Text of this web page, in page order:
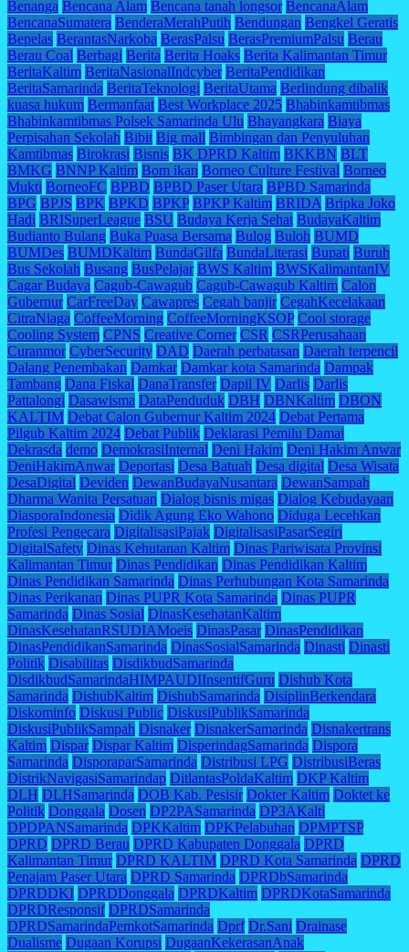
Benanga Bencana Alam Bencana tanah longsor BencanaAlam
BencanaSumatera BenderaMerahPutih Bendungan Bengkel Geratis
Bepelas BerantasNarkoba BerasPalsu BerasPremiumPalsu Berau
Berau Coal Berbagi Berita Berita Hoaks Berita Kalimantan Timur
BeritaKaltim BeritaNasionalIndcyber BeritaPendidikan
BeritaSamarinda BeritaTeknologi BeritaUtama Berlindung dibalik
kuasa hukum Bermanfaat Best Workplace 2025 Bhabinkamtibmas
Bhabinkamtibmas Polsek Samarinda Ulu Bhayangkara Biaya
Perpisahan Sekolah Bibit Big mall Bimbingan dan Penyuluhan
Kamtibmas Birokrasi Bisnis BK DPRD Kaltim BKKBN BLT
BMKG BNNP Kaltim Bom ikan Borneo Culture Festival Borneo
Mukti BorneoFC BPBD BPBD Paser Utara BPBD Samarinda
BPG BPJS BPK BPKD BPKP BPKP Kaltim BRIDA Bripka Joko
Hadi BRISuperLeague BSU Budaya Kerja Sehat BudayaKaltim
Budianto Bulang Buka Puasa Bersama Bulog Buloh BUMD
BUMDes BUMDKaltim BundaGilfa BundaLiterasi Bupati Buruh
Bus Sekolah Busang BusPelajar BWS Kaltim BWSKalimantanIV
Cagar Budaya Cagub-Cawagub Cagub-Cawagub Kaltim Calon
Gubernur CarFreeDay Cawapres Cegah banjir CegahKecelakaan
CitraNiaga CoffeeMorning CoffeeMorningKSOP Cool storage
Cooling System CPNS Creative Corner CSR CSRPerusahaan
Curanmor CyberSecurity DAD Daerah perbatasan Daerah terpencil
Dalang Penembakan Damkar Damkar kota Samarinda Dampak
Tambang Dana Fiskal DanaTransfer Dapil IV Darlis Darlis
Pattalongi Dasawisma DataPenduduk DBH DBNKaltim DBON
KALTIM Debat Calon Gubernur Kaltim 2024 Debat Pertama
Pilgub Kaltim 2024 Debat Publik Deklarasi Pemilu Damai
Dekrasda demo DemokrasiInternal Deni Hakim Deni Hakim Anwar
DeniHakimAnwar Deportasi Desa Batuah Desa digital Desa Wisata
DesaDigital Deviden DewanBudayaNusantara DewanSampah
Dharma Wanita Persatuan Dialog bisnis migas Dialog Kebudayaan
DiasporaIndonesia Didik Agung Eko Wahono Diduga Lecehkan
Profesi Pengecara DigitalisasiPajak DigitalisasiPasarSegiri
DigitalSafety Dinas Kehutanan Kaltim Dinas Pariwisata Provinsi
Kalimantan Timur Dinas Pendidikan Dinas Pendidikan Kaltim
Dinas Pendidikan Samarinda Dinas Perhubungan Kota Samarinda
Dinas Perikanan Dinas PUPR Kota Samarinda Dinas PUPR
Samarinda Dinas Sosial DinasKesehatanKaltim
DinasKesehatanRSUDIAMoeis DinasPasar DinasPendidikan
DinasPendidikanSamarinda DinasSosialSamarinda Dinasti Dinasti
Politik Disabilitas DisdikbudSamarinda
DisdikbudSamarindaHIMPAUDIInsentifGuru Dishub Kota
Samarinda DishubKaltim DishubSamarinda DisiplinBerkendara
Diskominfo Diskusi Public DiskusiPublikSamarinda
DiskusiPublikSampah Disnaker DisnakerSamarinda Disnakertrans
Kaltim Dispar Dispar Kaltim DisperindagSamarinda Dispora
Samarinda DisporaparSamarinda Distribusi LPG DistribusiBeras
DistrikNavigasiSamarindap DitlantasPoldaKaltim DKP Kaltim
DLH DLHSamarinda DOB Kab. Pesisir Dokter Kaltim Doktet ke
Politik Donggala Dosen DP2PASamarinda DP3AKalti
DPDPANSamarinda DPKKaltim DPKPelabuhan DPMPTSP
DPRD DPRD Berau DPRD Kabupaten Donggala DPRD
Kalimantan Timur DPRD KALTIM DPRD Kota Samarinda DPRD
Penajam Paser Utara DPRD Samarinda DPRDbSamarinda
DPRDDKI DPRDDonggala DPRDKaltim DPRDKotaSamarinda
DPRDResponsif DPRDSamarinda
DPRDSamarindaPemkotSamarinda Dprf Dr.Sani Drainase
Dualisme Dugaan Korupsi DugaanKekerasanAnak